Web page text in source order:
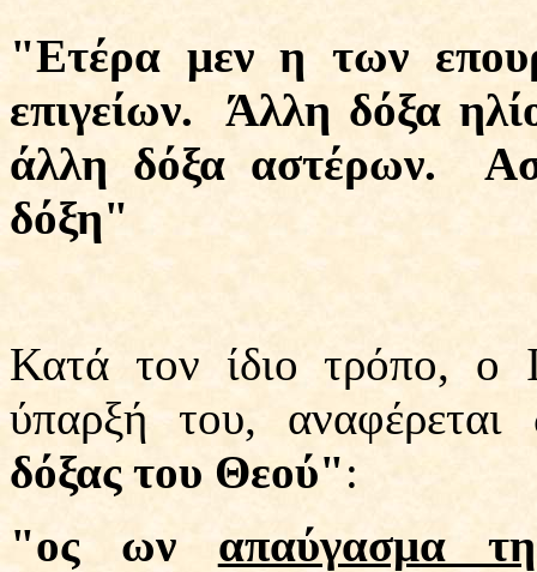
"Ετέρα μεν η των
επιγείων.
Άλλη δόξα
άλλη δόξα αστέρων.
δόξη"
Κατά τον ίδιο τρόπο, ο
ύπαρξή του,
δόξας του Θεού":
"ος ων απαύγασμα